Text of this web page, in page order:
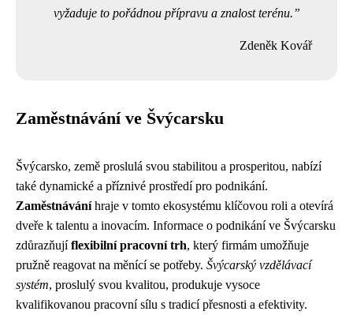
vyžaduje to pořádnou přípravu a znalost terénu.
Zdeněk Kovář
Zaměstnávání ve Švýcarsku
Švýcarsko, země proslulá svou stabilitou a prosperitou, nabízí
také dynamické a příznivé prostředí pro podnikání.
Zaměstnáváníhraje v tomto ekosystému klíčovou roli a otevírá
dveře k talentu a inovacím. Informace o podnikání ve Švýcarsku
zdůrazňujíflexibilní pracovní trh, který firmám umožňuje
pružně reagovat na měnící se potřeby. Švýcarský vzdělávací
systém, proslulý svou kvalitou, produkuje vysoce
kvalifikovanou pracovní sílu s tradicí přesnosti a efektivity.